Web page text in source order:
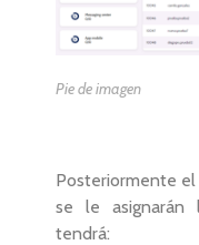
Pie de imagen
Posteriormente
se le asignarán
tendrá: